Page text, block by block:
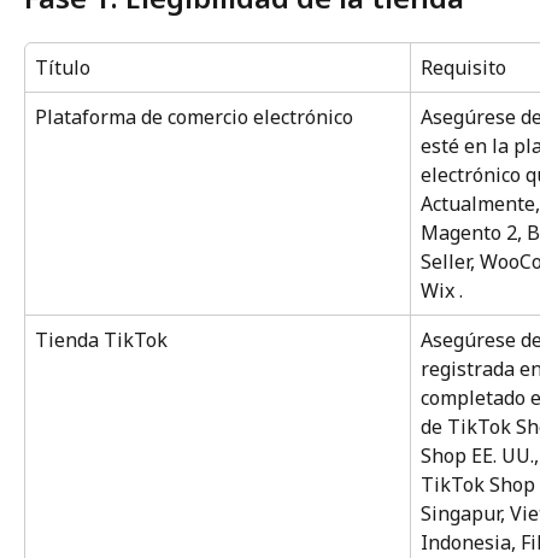
Título
Requisito
Plataforma de comercio electrónico
Asegúrese
esté en la
electrónico
Magento 2,
Seller,
Wix .
Tienda TikTok
Asegúrese
registrada
completado
de TikTok
Shop EE.
TikTok
Singapur,
Indonesia,